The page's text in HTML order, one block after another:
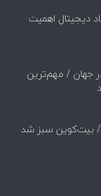
دیجیتال اهمیت
جهان / مهم‌ترین
/ بیت‌کوین سبز شد